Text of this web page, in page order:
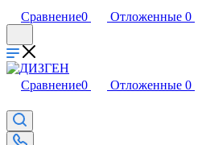
Сравнение0 Отложенные 0
Сравнение0 Отложенные 0